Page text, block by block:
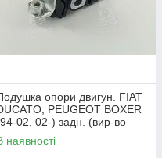
опори двигун. FIAT
PEUGEOT BOXER
02, 02-) задн. (вир-во
14491 UA58
наявності